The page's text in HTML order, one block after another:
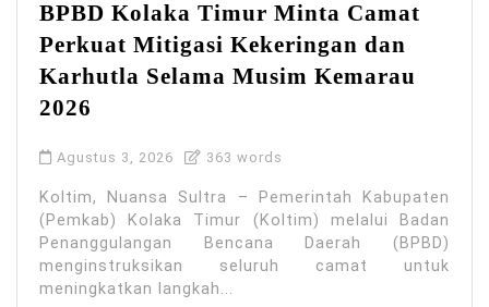
BPBD Kolaka Timur Minta Camat
Perkuat Mitigasi Kekeringan dan
Karhutla Selama Musim Kemarau
2026
Agustus 3, 2026 363 words
Koltim, Nuansa Sultra – Pemerintah Kabupaten
(Pemkab) Kolaka Timur (Koltim) melalui Badan
Penanggulangan Bencana Daerah (BPBD)
menginstruksikan seluruh camat untuk
meningkatkan langkah...